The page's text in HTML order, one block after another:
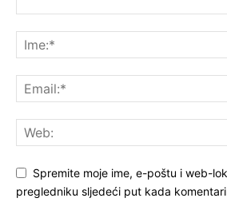
Spremite moje ime, e-poštu i web-
pregledniku sljedeći put kada